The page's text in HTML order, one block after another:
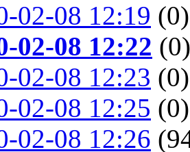
02-08 12:19 (0)
02-08 12:22 (0)
02-08 12:23 (0)
02-08 12:25 (0)
02-08 12:26